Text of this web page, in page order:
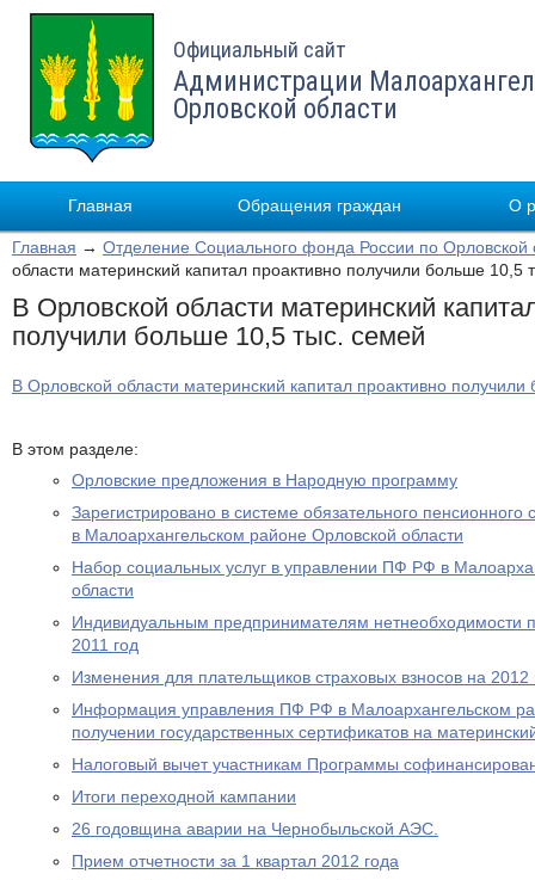
Официальный сайт
Администрации
Орловской области
Главная Обращения граждан О
Главная → Отделение Социального фонда России по Орловской
области материнский капитал проактивно получили больше 10,5
В Орловской области материнский
получили больше 10,5 тыс. семей
В Орловской области материнский капитал проактивно
В этом разделе:
Орловские предложения в Народную программу
Зарегистрировано в системе обязательного
в Малоархангельском районе Орловской области
Набор социальных услуг в управлении ПФ РФ в
области
Индивидуальным предпринимателям нетнеобходимости
2011 год
Изменения для плательщиков страховых взносов на 2012
Информация управления ПФ РФ в Малоархангельском
получении государственных сертификатов на
Налоговый вычет участникам Программы
Итоги переходной кампании
26 годовщина аварии на Чернобыльской АЭС.
Прием отчетности за 1 квартал 2012 года